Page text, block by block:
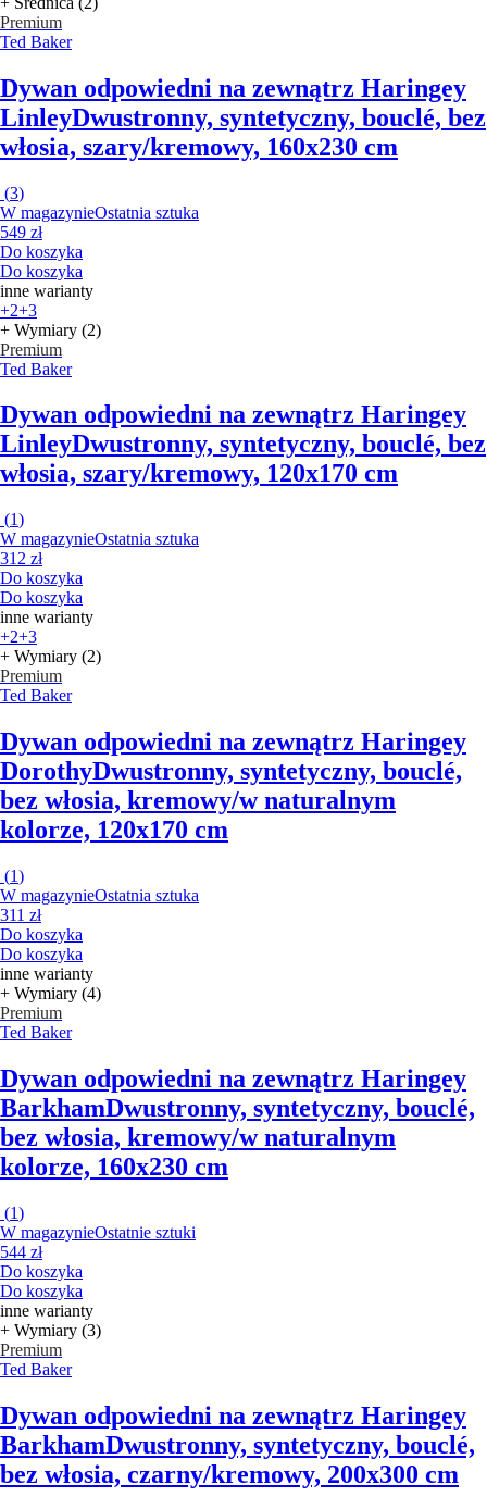
Premium
Ted Baker
Dywan odpowiedni na zewnątrz Haringey
LinleyDwustronny, syntetyczny, bouclé, bez
włosia, szary/kremowy, 160x230 cm
(3)
W magazynieOstatnia sztuka
549 zł
Do koszyka
Do koszyka
inne warianty
+2+3
+ Wymiary (2)
Premium
Ted Baker
Dywan odpowiedni na zewnątrz Haringey
LinleyDwustronny, syntetyczny, bouclé, bez
włosia, szary/kremowy, 120x170 cm
(1)
W magazynieOstatnia sztuka
312 zł
Do koszyka
Do koszyka
inne warianty
+2+3
+ Wymiary (2)
Premium
Ted Baker
Dywan odpowiedni na zewnątrz Haringey
DorothyDwustronny, syntetyczny, bouclé,
bez włosia, kremowy/w naturalnym
kolorze, 120x170 cm
(1)
W magazynieOstatnia sztuka
311 zł
Do koszyka
Do koszyka
inne warianty
+ Wymiary (4)
Premium
Ted Baker
Dywan odpowiedni na zewnątrz Haringey
BarkhamDwustronny, syntetyczny, bouclé,
bez włosia, kremowy/w naturalnym
kolorze, 160x230 cm
(1)
W magazynieOstatnie sztuki
544 zł
Do koszyka
Do koszyka
inne warianty
+ Wymiary (3)
Premium
Ted Baker
Dywan odpowiedni na zewnątrz Haringey
BarkhamDwustronny, syntetyczny, bouclé,
bez włosia, czarny/kremowy, 200x300 cm